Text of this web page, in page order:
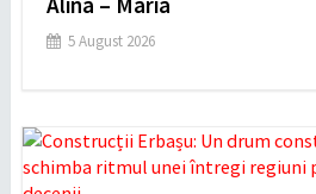
5 August 2026